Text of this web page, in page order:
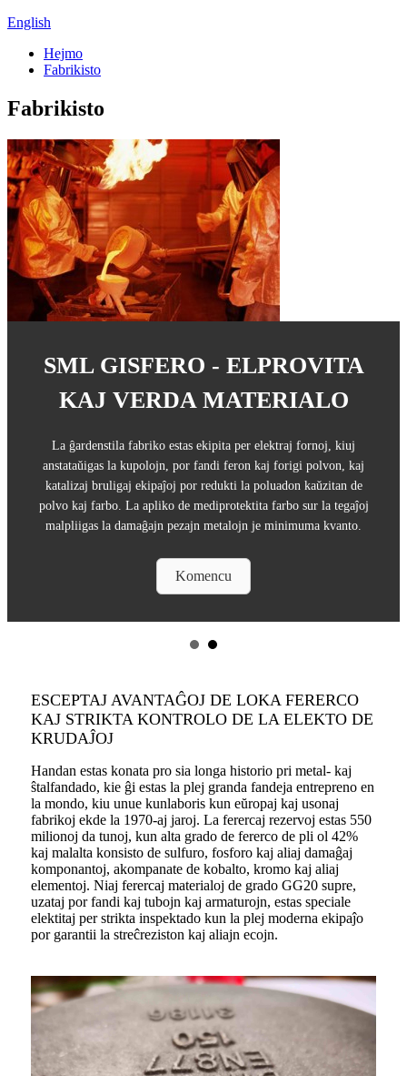
English
Hejmo
Fabrikisto
Fabrikisto
SML GISFERO - ELPROVITA
KAJ VERDA MATERIALO
La ĝardenstila fabriko estas ekipita per elektraj fornoj, kiuj
anstataŭigas la kupolojn, por fandi feron kaj forigi polvon, kaj
katalizaj bruligaj ekipaĵoj por redukti la poluadon kaŭzitan de
polvo kaj farbo. La apliko de mediprotektita farbo sur la tegaĵoj
malpliigas la damaĝajn pezajn metalojn je minimuma kvanto.
Komencu
ESCEPTAJ AVANTAĜOJ DE LOKA FERERCO
KAJ STRIKTA KONTROLO DE LA ELEKTO DE
KRUDAĴOJ
Handan estas konata pro sia longa historio pri metal- kaj
ŝtalfandado, kie ĝi estas la plej granda fandeja entrepreno en
la mondo, kiu unue kunlaboris kun eŭropaj kaj usonaj
fabrikoj ekde la 1970-aj jaroj. La ferercaj rezervoj estas 550
milionoj da tunoj, kun alta grado de fererco de pli ol 42%
kaj malalta konsisto de sulfuro, fosforo kaj aliaj damaĝaj
komponantoj, akompanate de kobalto, kromo kaj aliaj
elementoj. Niaj ferercaj materialoj de grado GG20 supre,
uzataj por fandi kaj tubojn kaj armaturojn, estas speciale
elektitaj per strikta inspektado kun la plej moderna ekipaĵo
por garantii la streĉreziston kaj aliajn ecojn.